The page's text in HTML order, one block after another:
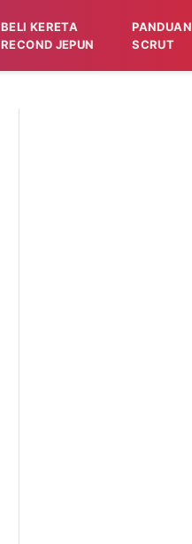
BELI KERETA
RECOND JEPUN
PANDUAN
SCRUT